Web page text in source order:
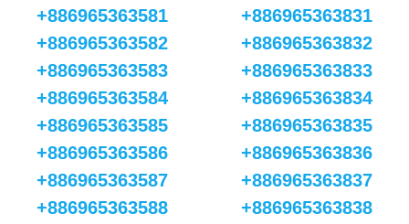
+886965363581
+886965363582
+886965363583
+886965363584
+886965363585
+886965363586
+886965363587
+886965363588
+886965363831
+886965363832
+886965363833
+886965363834
+886965363835
+886965363836
+886965363837
+886965363838